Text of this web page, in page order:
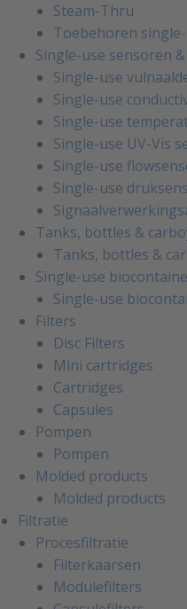
Steam-Thru
Toebehoren
Single-use sensoren
Single-use
Single-use
Single-use
Single-use UV-Vis
Single-use
Single-use
Tanks, bottles &
Tanks, bottles &
Single-use
Single-use
Filters
Disc Filters
Mini cartridges
Cartridges
Capsules
Pompen
Pompen
Molded products
Molded products
Filtratie
Procesfiltratie
Filterkaarsen
Modulefilters